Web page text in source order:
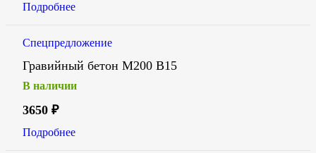
Подробнее
Спецпредложение
Гравийный бетон М200 В15
В наличии
3650 ₽
Подробнее